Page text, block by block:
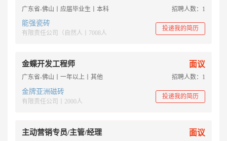
广东省-佛山丨应届毕业生丨本科 招聘人数：1
能强瓷砖
有限责任公司（自然人丨7008人
投递我的简历
金蝶开发工程师 面议
广东省-佛山丨一年以上丨其他 招聘人数：1
金牌亚洲磁砖
有限责任公司丨2000人
投递我的简历
主动营销专员/主管/经理 面议